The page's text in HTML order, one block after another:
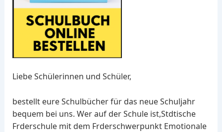
Liebe Schülerinnen und Schüler,
bestellt eure Schulbücher für das neue Schuljahr
bequem bei uns. Wer auf der Schule ist,Stdtische
Frderschule mit dem Frderschwerpunkt Emotionale